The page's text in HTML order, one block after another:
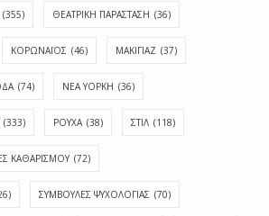
(355) ΘΕΑΤΡΙΚΗ ΠΑΡΑΣΤΑΣΗ (36)
ΚΟΡΩΝΑΪΟΣ (46) ΜΑΚΙΓΙΑΖ (37)
(74) ΝΕΑ ΥΟΡΚΗ (36)
(333) ΡΟΥΧΑ (38) ΣΤΙΛ (118)
ΚΑΘΑΡΙΣΜΟΥ (72)
ΣΥΜΒΟΥΛΕΣ ΨΥΧΟΛΟΓΙΑΣ (70)